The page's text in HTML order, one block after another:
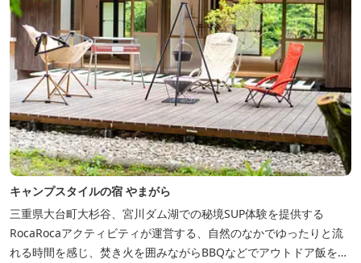
キャンプスタイルの宿 やまがら
三重県大台町大杉谷、宮川ダム湖での秘境SUP体験を提供する
RocaRocaアクティビティが運営する、自然のなかでゆったりと流
れる時間を感じ、焚き火を囲みながらBBQなどでアウトドア飯を愉